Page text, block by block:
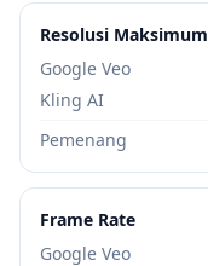
Resolusi Maksimum
Google Veo
Kling AI
Pemenang
Frame Rate
Google Veo